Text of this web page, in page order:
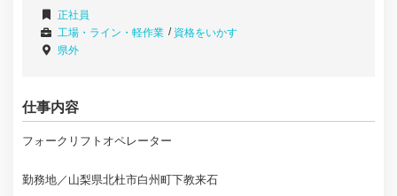
正社員
工場・ライン・軽作業
資格をいかす
県外
仕事内容
フォークリフトオペレーター
勤務地／山梨県北杜市白州町下教来石